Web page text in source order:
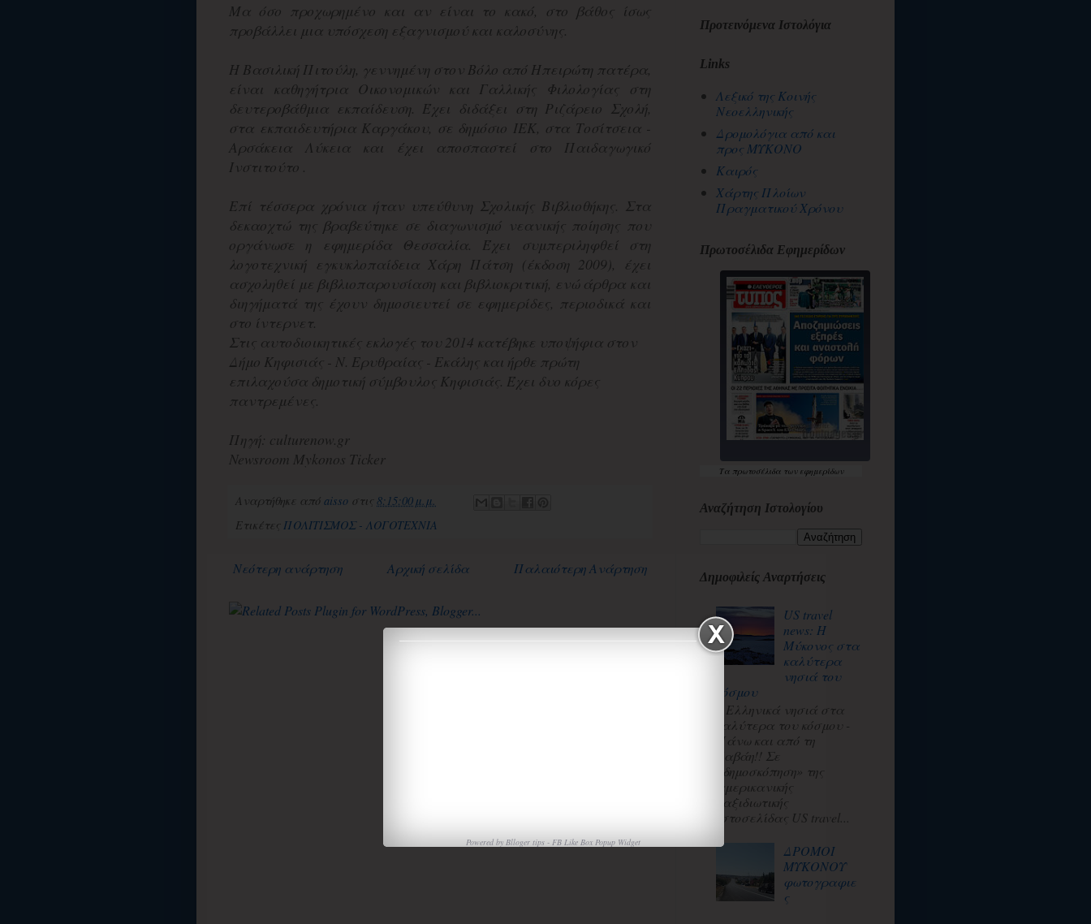
Μα όσο προχωρημένο και αν είναι το κακό, στο βάθος ίσως
προβάλλει μια υπόσχεση εξαγνισμού και καλοσύνης.
Η Βασιλική Πιτούλη, γεννημένη στον Βόλο από Ηπειρώτη πατέρα,
είναι καθηγήτρια Οικονομικών και Γαλλικής Φιλολογίας στη
δευτεροβάθμια εκπαίδευση. Έχει διδάξει στη Ριζάρειο Σχολή,
στα εκπαιδευτήρια Καργάκου, σε δημόσιο ΙΕΚ, στα Τοσίτσεια -
Αρσάκεια Λύκεια και έχει αποσπαστεί στο Παιδαγωγικό
Ινστιτούτο .
Επί τέσσερα χρόνια ήταν υπεύθυνη Σχολικής Βιβλιοθήκης. Στα
δεκαοχτώ της βραβεύτηκε σε διαγωνισμό νεανικής ποίησης που
οργάνωσε η εφημερίδα Θεσσαλία. Έχει συμπεριληφθεί στη
λογοτεχνική εγκυκλοπαίδεια Χάρη Πάτση (έκδοση 2009), έχει
ασχοληθεί με βιβλιοπαρουσίαση και βιβλιοκριτική, ενώ άρθρα και
διηγήματά της έχουν δημοσιευτεί σε εφημερίδες, περιοδικά και
στο ίντερνετ.
Στις αυτοδιοικητικές εκλογές του 2014 κατέβηκε υποψήφια στον
Δήμο Κηφισιάς - Ν. Ερυθραίας - Εκάλης και ήρθε πρώτη
επιλαχούσα δημοτική σύμβουλος Κηφισιάς. Έχει δυο κόρες
παντρεμένες.
Πηγή: culturenow.gr
Newsroom Mykonos Ticker
Αναρτήθηκε από aisso στις 8:15:00 μ.μ.
Ετικέτες ΠΟΛΙΤΙΣΜΟΣ - ΛΟΓΟΤΕΧΝΙΑ
Νεότερη ανάρτηση Παλαιότερη Ανάρτηση
Αρχική σελίδα
Powered byBlloger tips -FB Like Box Popup Widget
Προτεινόμενα Ιστολόγια
Links
Λεξικό της Κοινής
Νεοελληνικής
Δρομολόγια από και
προς ΜΥΚΟΝΟ
Καιρός
Χάρτης Πλοίων
Πραγματικού Χρόνου
Πρωτοσέλιδα Εφημερίδων
Τα πρωτοσέλιδατων εφημερίδων
Αναζήτηση Ιστολογίου
Δημοφιλείς Αναρτήσεις
US travel
news: Η
Μύκονος στα
καλύτερα
νησιά του
κόσμου
3 Ελληνικά νησιά στα
καλύτερα του κόσμου -
Πάνω και από τη
Χαβάη!! Σε
«δημοσκόπηση» της
αμερικανικής
ταξιδιωτικής
ιστοσελίδας US travel...
ΔΡΟΜΟΙ
ΜΥΚΟΝΟΥ
φωτογραφιε
ς